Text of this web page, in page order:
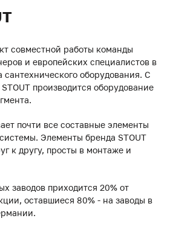
совместной работы команды
и европейских специалистов в
сантехнического оборудования. С
производится оборудование
почти все составные элементы
Элементы бренда STOUT
к другу, просты в монтаже и
заводов приходится 20% от
оставшиеся 80% - на заводы в